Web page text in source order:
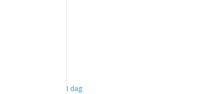
I dag